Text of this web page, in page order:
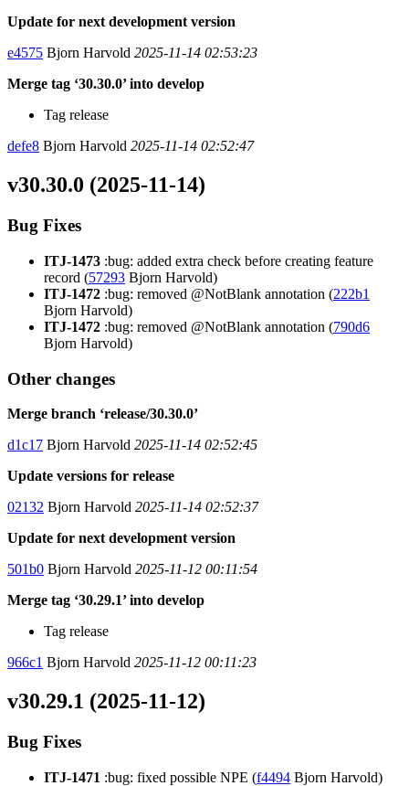
Update for next development version
e4575 Bjorn Harvold 2025-11-14 02:53:23
Merge tag ‘30.30.0’ into develop
Tag release
defe8 Bjorn Harvold 2025-11-14 02:52:47
v30.30.0 (2025-11-14)
Bug Fixes
ITJ-1473 :bug: added extra check before creating feature
record (57293 Bjorn Harvold)
ITJ-1472 :bug: removed @NotBlank annotation (222b1
Bjorn Harvold)
ITJ-1472 :bug: removed @NotBlank annotation (790d6
Bjorn Harvold)
Other changes
Merge branch ‘release/30.30.0’
d1c17 Bjorn Harvold 2025-11-14 02:52:45
Update versions for release
02132 Bjorn Harvold 2025-11-14 02:52:37
Update for next development version
501b0 Bjorn Harvold 2025-11-12 00:11:54
Merge tag ‘30.29.1’ into develop
Tag release
966c1 Bjorn Harvold 2025-11-12 00:11:23
v30.29.1 (2025-11-12)
Bug Fixes
ITJ-1471 :bug: fixed possible NPE (f4494 Bjorn Harvold)